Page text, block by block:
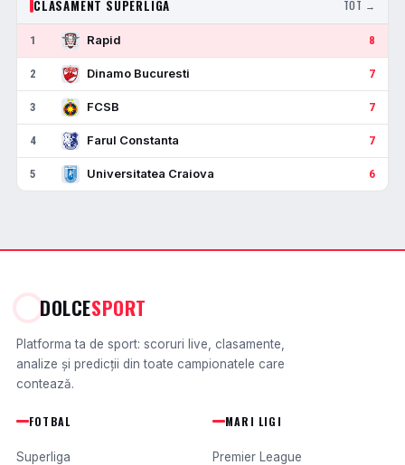
CLASAMENT SUPERLIGA TOT →
1 Rapid 8
2 Dinamo Bucuresti 7
3 FCSB 7
4 Farul Constanta 7
5 Universitatea Craiova 6
DOLCESPORT
Platforma ta de sport: scoruri live, clasamente,
analize și predicții din toate campionatele care
contează.
FOTBAL
Superliga
MARI LIGI
Premier League